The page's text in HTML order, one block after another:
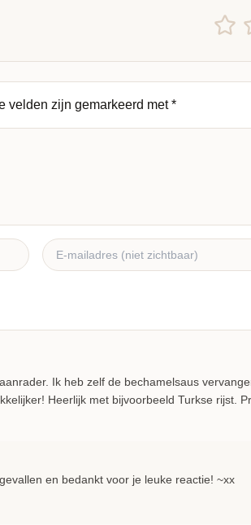
velden zijn gemarkeerd met*
Ik heb zelf de bechamelsaus
Heerlijk met bijvoorbeeld Turkse rijst.
en bedankt voor je leuke reactie! ~xx